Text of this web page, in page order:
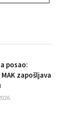
posao:
zapošljava